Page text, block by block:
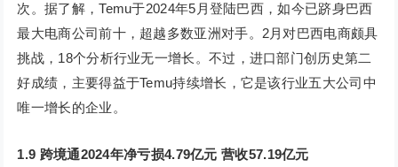
次。据了解，Temu于2024年5月登陆巴西，如今已跻身巴西
最大电商公司前十，超越多数亚洲对手。2月对巴西电商颇具
挑战，18个分析行业无一增长。不过，进口部门创历史第二
好成绩，主要得益于Temu持续增长，它是该行业五大公司中
唯一增长的企业。
1.9 跨境通2024年净亏损4.79亿元 营收57.19亿元